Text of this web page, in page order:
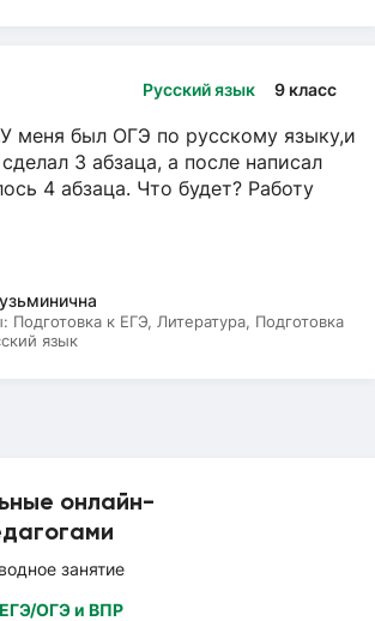
онлайн-
занятие
ЕГЭ/ОГЭ и ВПР
Русский язык 9 класс
меня был ОГЭ по русскому языку,и
3 абзаца, а после написал
4 абзаца. Что будет? Работу
Подготовка к ЕГЭ, Литература, Подготовка
язык